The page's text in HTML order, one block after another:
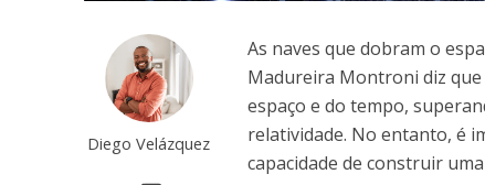
Diego Velázquez
As naves que dobram o
Madureira Montroni diz que
espaço e do tempo,
relatividade. No entanto, é
capacidade de construir